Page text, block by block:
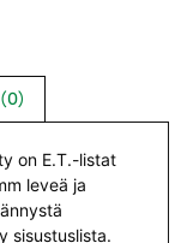
on E.T.-listat
leveä ja
sisustuslista.